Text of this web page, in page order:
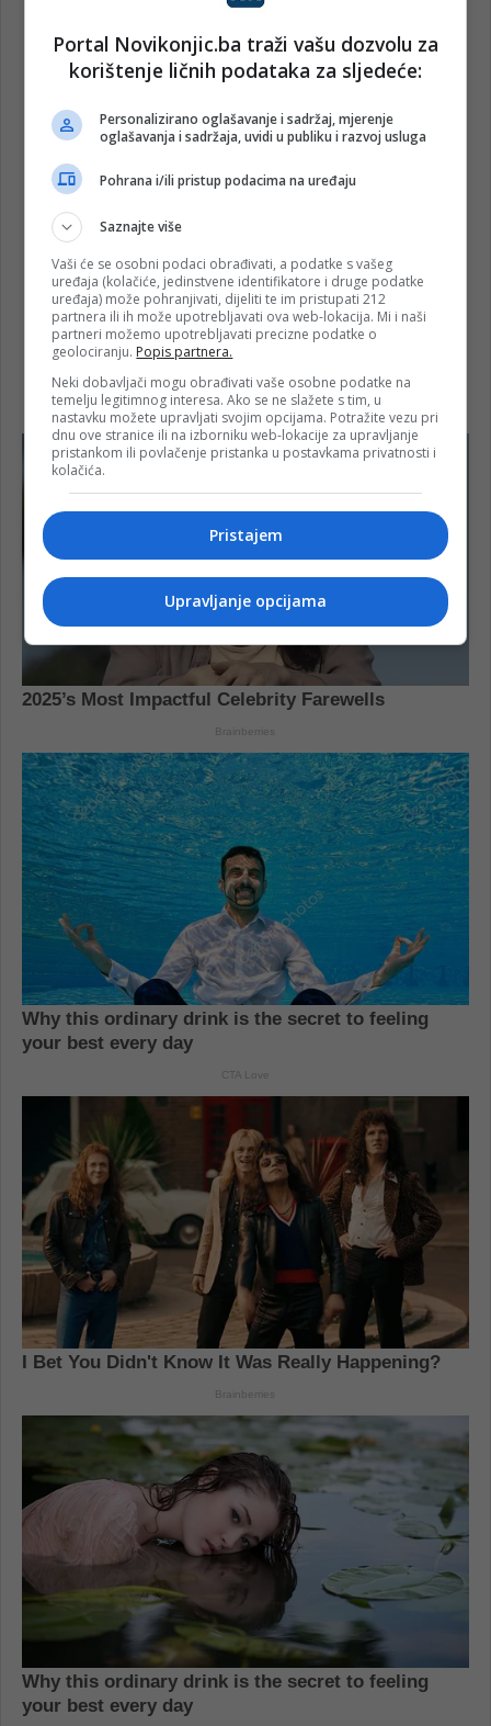
Portal Novikonjic.ba traži vašu dozvolu za
korištenje ličnih podataka za sljedeće:
Personalizirano oglašavanje i sadržaj, mjerenje
oglašavanja i sadržaja, uvidi u publiku i razvoj usluga
Pohrana i/ili pristup podacima na uređaju
Saznajte više
Vaši će se osobni podaci obrađivati, a podatke s vašeg
uređaja (kolačiće, jedinstvene identifikatore i druge podatke
uređaja) može pohranjivati, dijeliti te im pristupati 212
partnera ili ih može upotrebljavati ova web-lokacija. Mi i naši
partneri možemo upotrebljavati precizne podatke o
geolociranju. Popis partnera.
Neki dobavljači mogu obrađivati vaše osobne podatke na
temelju legitimnog interesa. Ako se ne slažete s tim, u
nastavku možete upravljati svojim opcijama. Potražite vezu pri
dnu ove stranice ili na izborniku web-lokacije za upravljanje
pristankom ili povlačenje pristanka u postavkama privatnosti i
kolačića.
Pristajem
Upravljanje opcijama